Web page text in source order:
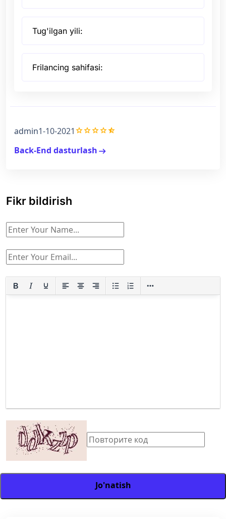
Tug'ilgan yili:
Frilancing sahifasi:
admin1-10-2021 gradegradegradegradestar_half
Back-End dasturlasharrow_right_alt
Fikr bildirish
Jo'natish